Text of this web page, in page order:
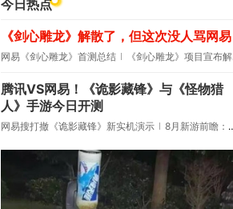
今日热点
《剑心雕龙》解散了，但这次没人骂网易
网易《剑心雕龙》首测总结 《剑心雕龙》项目宣布解散
腾讯VS网易！《诡影藏锋》与《怪物猎
人》手游今日开测
网易搜打撤《诡影藏锋》新实机演示 8月新游前瞻：《诡秘之主》领衔